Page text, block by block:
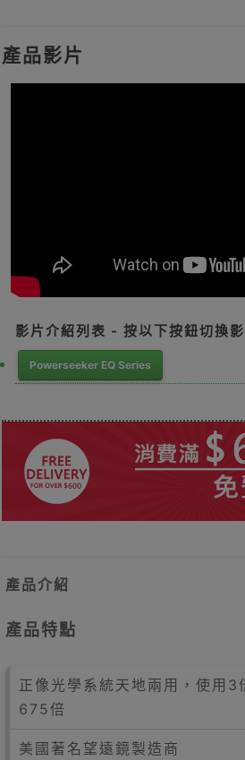
產品影片
影片介紹列表 - 按以下按鈕切換
Powerseeker EQ Series
產品介紹
產品特點
正像光學系統天地兩用，使用3
675倍
美國著名望遠鏡製造商